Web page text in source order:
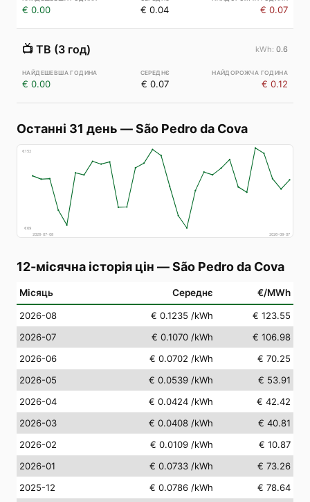
€ 0.00 € 0.04 € 0.07
📺 ТВ (3 год) 0.6
€ 0.00 € 0.07 € 0.12
Останні 31 день —São Pedro da Cova
€152
€69
2026-07-08
2026-08-07
12-місячна історія цін —São Pedro da Cova
Місяць Середнє €/MWh
2026-08 € 0.1235 /kWh
€ 123.55
2026-07
€ 0.1070 /kWh
€ 106.98
2026-06
€ 0.0702 /kWh
€ 70.25
2026-05
€ 0.0539 /kWh
€ 53.91
2026-04
€ 0.0424 /kWh
€ 42.42
2026-03
€ 0.0408 /kWh
€ 40.81
2026-02
€ 0.0109 /kWh
€ 10.87
2026-01
€ 0.0733 /kWh
€ 73.26
2025-12
€ 0.0786 /kWh
€ 78.64